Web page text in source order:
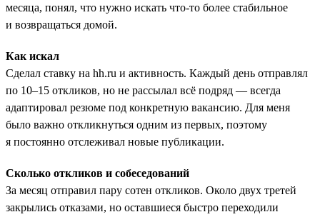
месяца, понял, что нужно искать что-то более стабильное
и возвращаться домой.
Как искал
Сделал ставку на hh.ru и активность. Каждый день отправлял
по 10–15 откликов, но не рассылал всё подряд — всегда
адаптировал резюме под конкретную вакансию. Для меня
было важно откликнуться одним из первых, поэтому
я постоянно отслеживал новые публикации.
Сколько откликов и собеседований
За месяц отправил пару сотен откликов. Около двух третей
закрылись отказами, но оставшиеся быстро переходили